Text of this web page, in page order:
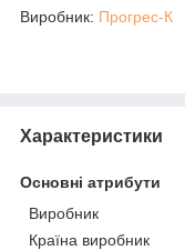
Виробник: Прогрес-К
Характеристики
Основні атрибути
Виробник
Країна виробник